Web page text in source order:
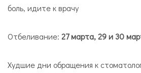
боль, идите к врачу
Отбеливание: 27 марта, 29 и 30
Худшие дни обращения к